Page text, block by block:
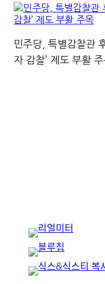
민주당, 특별감찰관
자 감찰’ 제도 부활